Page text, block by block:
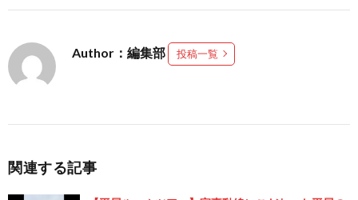
Author：編集部 投稿一覧
関連する記事